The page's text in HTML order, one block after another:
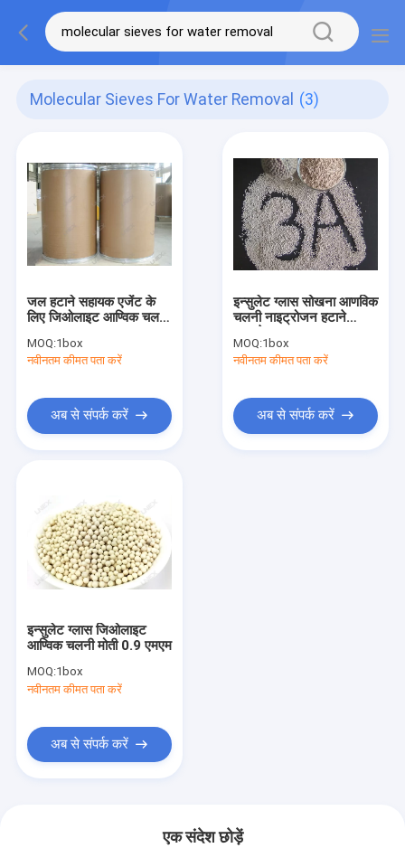
Molecular Sieves For Water Removal (3)
जल हटाने सहायक एजेंट के
लिए जिओलाइट आण्विक चलनी
MOQ:1box
नवीनतम कीमत पता करें
अब से संपर्क करें
इन्सुलेट ग्लास सोखना आणविक
चलनी नाइट्रोजन हटाने
MOQ:1box
नवीनतम कीमत पता करें
अब से संपर्क करें
इन्सुलेट ग्लास जिओलाइट
आण्विक चलनी मोती 0.9 एमएम
MOQ:1box
नवीनतम कीमत पता करें
अब से संपर्क करें
एक संदेश छोड़ें